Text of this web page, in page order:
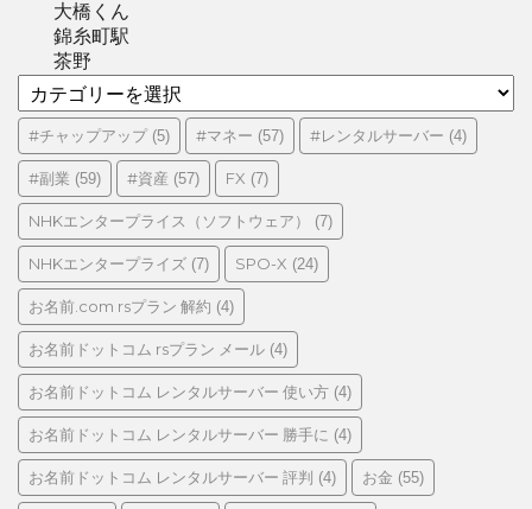
大橋くん
錦糸町駅
茶野
テ
ゴ
リ
ー
#チャップアップ(5) #マネー (57) #レンタルサーバー (4)
#副業 (59) #資産 (57) FX (7)
NHKエンタープライス（ソフトウェア） (7)
NHKエンタープライズ (7) SPO-X (24)
お名前.com rsプラン 解約 (4)
お名前ドットコム rsプラン メール (4)
お名前ドットコム レンタルサーバー 使い方 (4)
お名前ドットコム レンタルサーバー 勝手に (4)
お名前ドットコム レンタルサーバー 評判 (4) お金 (55)